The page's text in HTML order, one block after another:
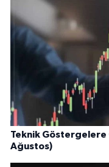
Teknik Göstergelere
Ağustos)